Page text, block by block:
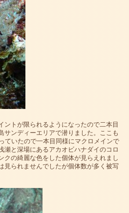
ントが限られるようになったので二本目
サンディーエリアで潜りました。ここも
ていたので一本目同様にマクロメインで
瀬と深場にあるアカオビハナダイのコロ
クの綺麗な色をした個体が見らえれまし
見られませんでしたが個体数が多く被写